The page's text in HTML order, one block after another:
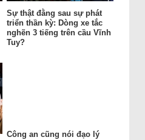
Sự thật đằng sau sự phát
triển thần kỳ: Dòng xe tắc
nghẽn 3 tiếng trên cầu Vĩnh
Tuy?
Công an cũng nói đạo lý